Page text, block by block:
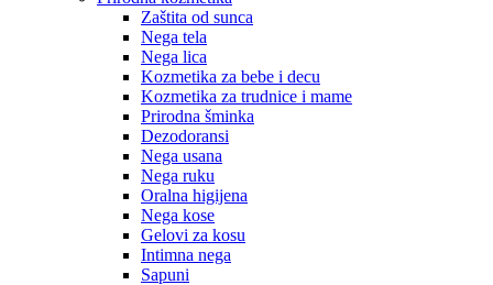
Zaštita od sunca
Nega tela
Nega lica
Kozmetika za bebe i decu
Kozmetika za trudnice i mame
Prirodna šminka
Dezodoransi
Nega usana
Nega ruku
Oralna higijena
Nega kose
Gelovi za kosu
Intimna nega
Sapuni